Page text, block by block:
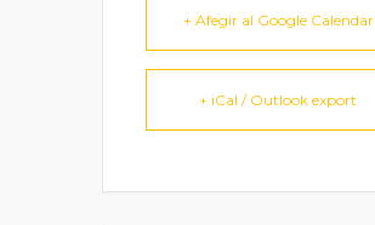
+ Afegir al Google Calendar
+ iCal / Outlook export